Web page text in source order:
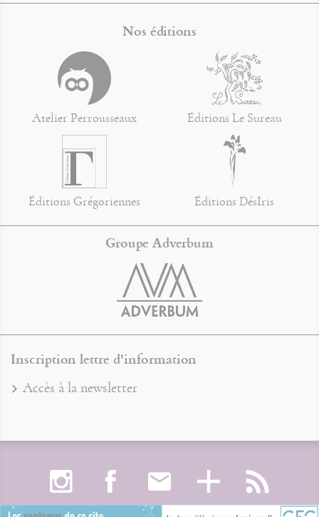
Nos éditions
Atelier Perrousseaux Éditions Le Sureau
Éditions Grégoriennes Éditions DésIris
Groupe Adverbum
Inscription lettre d'information
Accès à la newsletter